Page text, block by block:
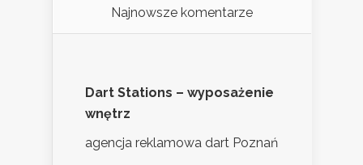
Najnowsze komentarze
Dart Stations – wyposażenie
wnętrz
agencja reklamowa dart Poznań